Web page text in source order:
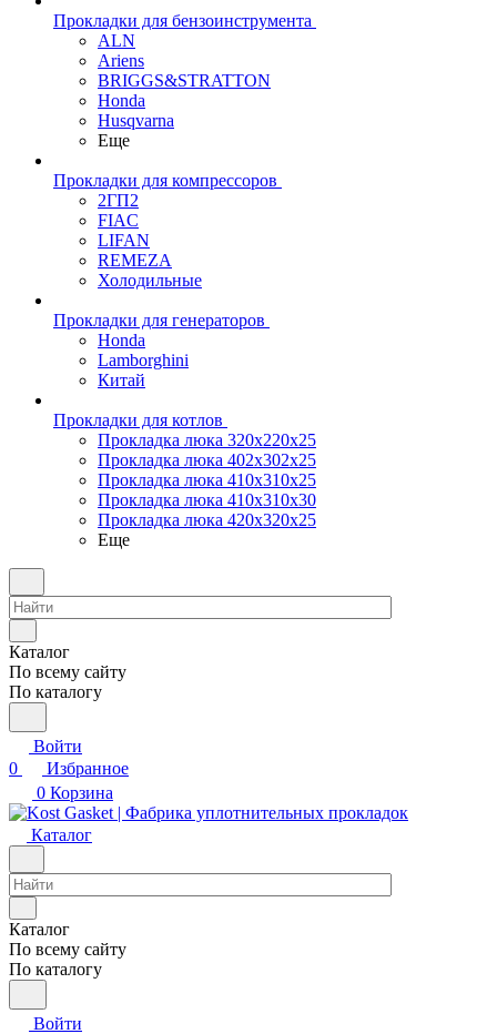
Прокладки для бензоинструмента
ALN
Ariens
BRIGGS&STRATTON
Honda
Husqvarna
Еще
Прокладки для компрессоров
2ГП2
FIAC
LIFAN
REMEZA
Холодильные
Прокладки для генераторов
Honda
Lamborghini
Китай
Прокладки для котлов
Прокладка люка 320x220x25
Прокладка люка 402x302x25
Прокладка люка 410x310x25
Прокладка люка 410х310х30
Прокладка люка 420x320x25
Еще
Каталог
По всему сайту
По каталогу
Войти
0
Избранное
0 Корзина
Каталог
Каталог
По всему сайту
По каталогу
Войти